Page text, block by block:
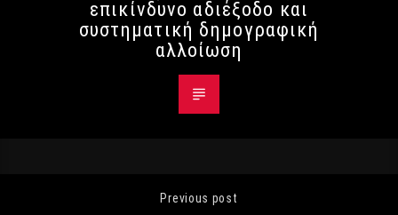
επικίνδυνο αδιέξοδο και
συστηματική δημογραφική
αλλοίωση
Previous post